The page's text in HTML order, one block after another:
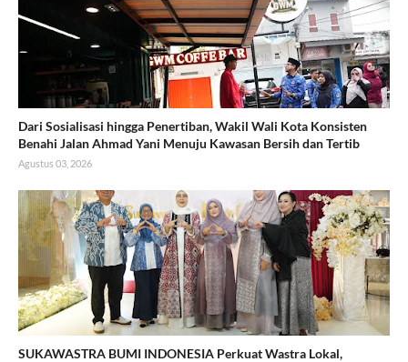
Dari Sosialisasi hingga Penertiban, Wakil Wali Kota Konsisten
Benahi Jalan Ahmad Yani Menuju Kawasan Bersih dan Tertib
Agustus 03, 2026
SUKAWASTRA BUMI INDONESIA Perkuat Wastra Lokal,